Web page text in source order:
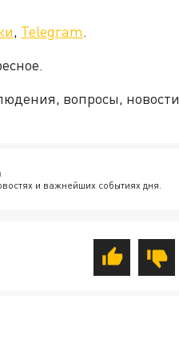
, Telegram.
вопросы, новости
и важнейших событиях дня.